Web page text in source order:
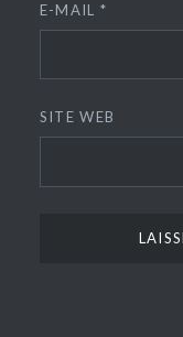
E-MAIL *
SITE WEB